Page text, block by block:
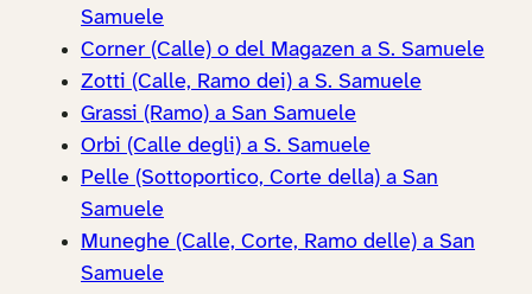
Samuele
Corner (Calle) o del Magazen a S. Samuele
Zotti (Calle, Ramo dei) a S. Samuele
Grassi (Ramo) a San Samuele
Orbi (Calle degli) a S. Samuele
Pelle (Sottoportico, Corte della) a San
Samuele
Muneghe (Calle, Corte, Ramo delle) a San
Samuele